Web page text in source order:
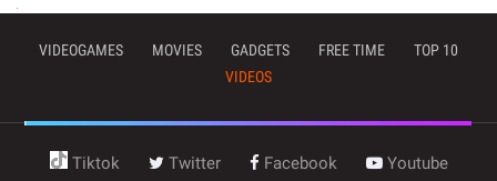
VIDEOGAMES MOVIES GADGETS FREE TIME
TOP 10
VIDEOS
Tiktok Twitter Facebook Youtube